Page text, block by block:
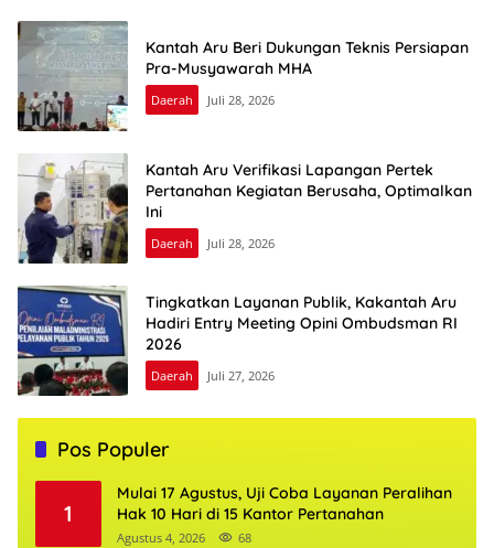
Kantah Aru Beri Dukungan Teknis Persiapan
Pra-Musyawarah MHA
Daerah Juli 28, 2026
Kantah Aru Verifikasi Lapangan Pertek
Pertanahan Kegiatan Berusaha, Optimalkan
Ini
Daerah Juli 28, 2026
Tingkatkan Layanan Publik, Kakantah Aru
Hadiri Entry Meeting Opini Ombudsman RI
2026
Daerah Juli 27, 2026
Pos Populer
1
Mulai 17 Agustus, Uji Coba Layanan Peralihan
Hak 10 Hari di 15 Kantor Pertanahan
Agustus 4, 2026 68